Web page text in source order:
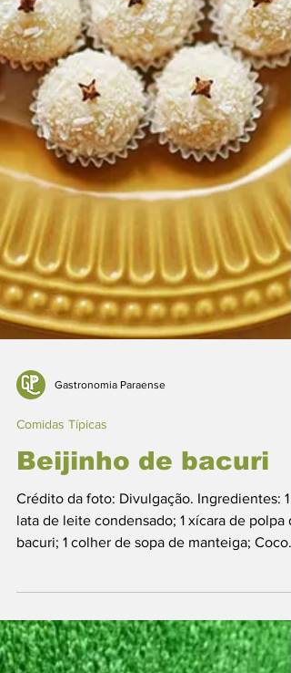
Gastronomia Paraense
Comidas Típicas